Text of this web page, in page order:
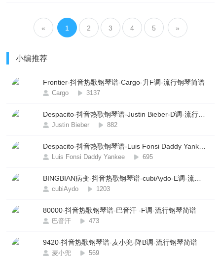
« 1 2 3 4 5 »
小编推荐
Frontier-抖音热歌钢琴谱-Cargo-升F调-流行钢琴简谱
Cargo 3137
Justin Bieber 882
Luis Fonsi Daddy Yankee 695
cubiAydo 1203
80000-抖音热歌钢琴谱-巴音汗 -F调-流行钢琴简谱
巴音汗 473
9420-抖音热歌钢琴谱-麦小兜-降B调-流行钢琴简谱
麦小兜 569